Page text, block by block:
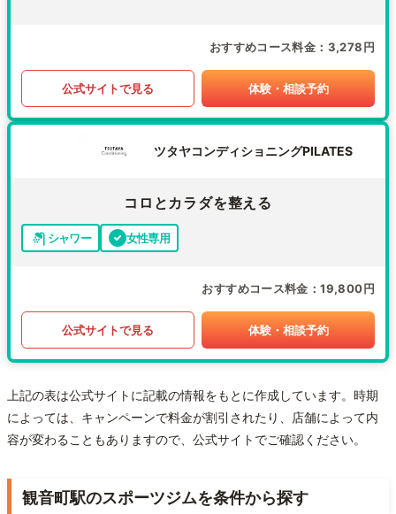
おすすめコース料金 3,278円
公式サイトで見る 体験・相談予約
ツタヤコンディショニングPILATES
コロとカラダを整える
シャワー 女性専用
おすすめコース料金 19,800円
公式サイトで見る 体験・相談予約
上記の表は公式サイトに記載の情報をもとに作成しています。時期
によっては、キャンペーンで料金が割引されたり、店舗によって内
容が変わることもありますので、公式サイトでご確認ください。
観音町駅のスポーツジムを条件から探す